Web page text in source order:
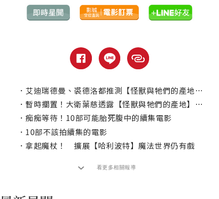
． 艾迪瑞德曼、裘德洛都推測【怪獸與牠們的產地】系列走到盡頭了！
． 暫時擱置！大衛葉慈透露【怪獸與牠們的產地】動向
． 痴痴等待！10部可能胎死腹中的續集電影
． 10部不該拍續集的電影
． 拿起魔杖！ 擴展【哈利波特】魔法世界仍有戲
看更多相關報導